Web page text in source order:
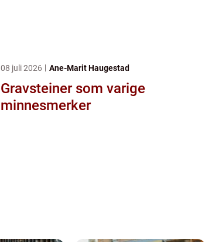
08 juli 2026 Ane-Marit Haugestad
Gravsteiner som varige
minnesmerker